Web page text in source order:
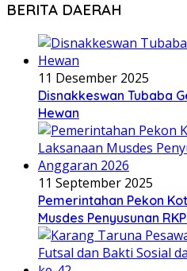
BERITA DAERAH
11 Desember 2025
Disnakkeswan Tubaba
Hewan
11 September 2025
Pemerintahan Pekon
Musdes Penyusunan